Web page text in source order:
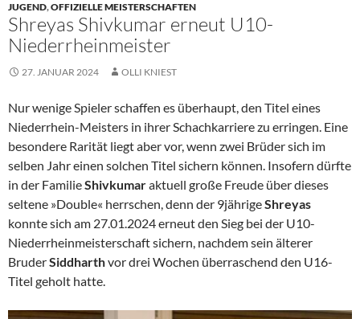
JUGEND,OFFIZIELLE MEISTERSCHAFTEN
Shreyas Shivkumar erneut U10-
Niederrheinmeister
27. JANUAR 2024 OLLI KNIEST
Nur wenige Spieler schaffen es überhaupt, den Titel eines
Niederrhein-Meisters in ihrer Schachkarriere zu erringen. Eine
besondere Rarität liegt aber vor, wenn zwei Brüder sich im
selben Jahr einen solchen Titel sichern können. Insofern dürfte
in der FamilieShivkumaraktuell große Freude über dieses
seltene »Double« herrschen, denn der 9jährigeShreyas
konnte sich am 27.01.2024 erneut den Sieg bei der U10-
Niederrheinmeisterschaft sichern, nachdem sein älterer
BruderSiddharthvor drei Wochen überraschend den U16-
Titel geholt hatte.